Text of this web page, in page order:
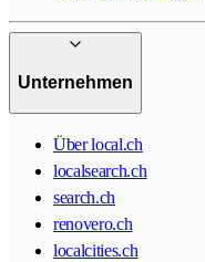
Unternehmen
Über local.ch
localsearch.ch
search.ch
renovero.ch
localcities.ch